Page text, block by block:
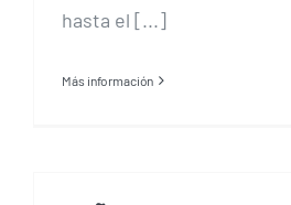
hasta el [...]
Más información